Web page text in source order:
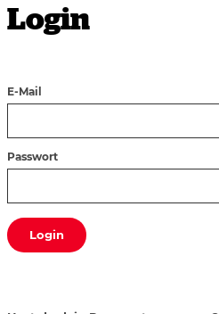
Login
E-Mail
Passwort
Login